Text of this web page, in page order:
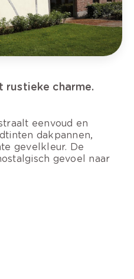
rustieke charme.
eenvoud en
dakpannen,
gevelkleur. De
gevoel naar